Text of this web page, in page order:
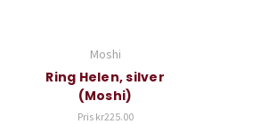
Moshi
Ring Helen, silver
(Moshi)
Pris kr225.00